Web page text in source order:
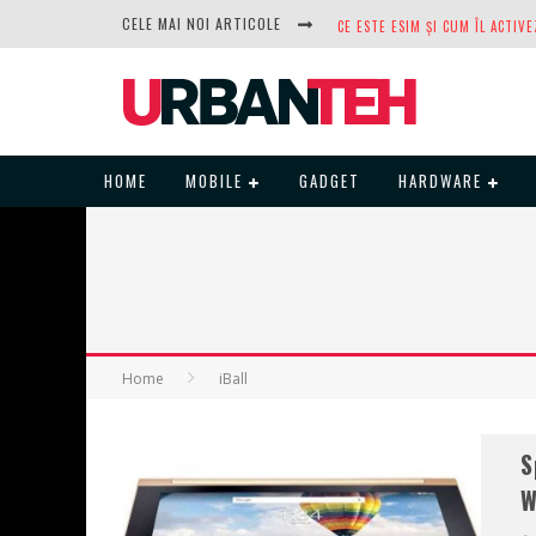
CELE MAI NOI ARTICOLE
DUPĂ ANI DE REFUZURI,
HOME MOBILE GADGET HARDWARE
Home iBall